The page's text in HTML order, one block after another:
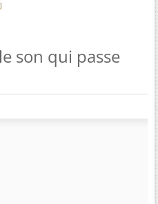
son qui passe